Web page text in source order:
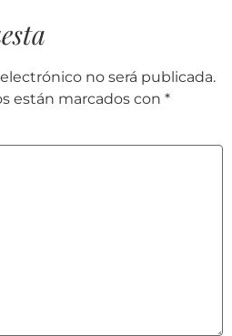
no será publicada.
están marcados con *